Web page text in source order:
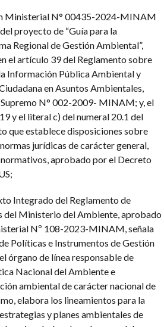
Ministerial N° 00435-2024-MINAM
proyecto de “Guía para la
Regional de Gestión Ambiental”,
el artículo 39 del Reglamento sobre
Información Pública Ambiental y
en Asuntos Ambientales,
N° 002-2009- MINAM; y, el
y el literal c) del numeral 20.1 del
que establece disposiciones sobre
jurídicas de carácter general,
aprobado por el Decreto
Integrado del Reglamento de
del Ministerio del Ambiente, aprobado
Nº 108-2023-MINAM, señala
Políticas e Instrumentos de Gestión
órgano de línea responsable de
Nacional del Ambiente e
ambiental de carácter nacional de
elabora los lineamientos para la
y planes ambientales de